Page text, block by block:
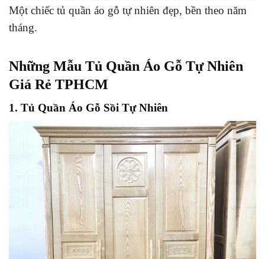
Một chiếc tủ quần áo gỗ tự nhiên đẹp, bền theo năm
tháng.
Những Mẫu Tủ Quần Áo Gỗ Tự Nhiên
Giá Rẻ TPHCM
1. Tủ Quần Áo Gỗ Sồi Tự Nhiên